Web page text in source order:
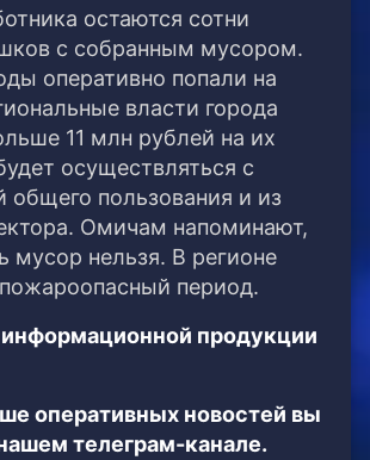
остаются сотни
с собранным мусором.
оперативно попали на
власти города
11 млн рублей на их
осуществляться с
общего пользования и из
Омичам напоминают,
мусор нельзя. В регионе
период.
информационной продукции
оперативных новостей вы
телеграм-канале.